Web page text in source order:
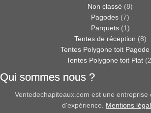
Non classé (8)
Pagodes (7)
Parquets (1)
Tentes de réception (8)
Tentes Polygone toit Pagode
Tentes Polygone toit Plat
Qui sommes nous ?
Ventedechapiteaux.com est une entreprise
d'expérience. Mentions